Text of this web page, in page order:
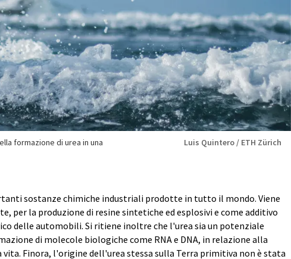
formazione di urea in una
Luis Quintero / ETH Zürich
sostanze chimiche industriali prodotte in tutto il mondo. Viene
per la produzione di resine sintetiche ed esplosivi e come additivo
delle automobili. Si ritiene inoltre che l'urea sia un potenziale
di molecole biologiche come RNA e DNA, in relazione alla
Finora, l'origine dell'urea stessa sulla Terra primitiva non è stata